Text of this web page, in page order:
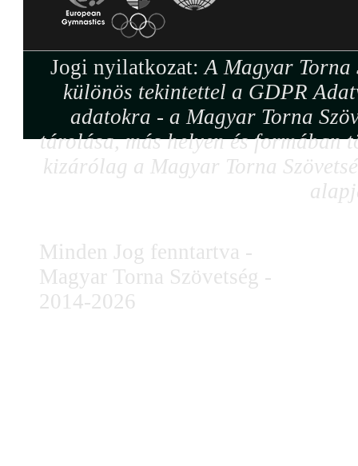
Jogi nyilatkozat:A Magyar Torna
különös tekintettel a GDPR
adatokra - a Magyar Torna
tárolása, más helyen és formában
kizárólag a Magyar Torna
Minden Jog fenntartva -
Magyar Torna Szövetség -
2014-2026